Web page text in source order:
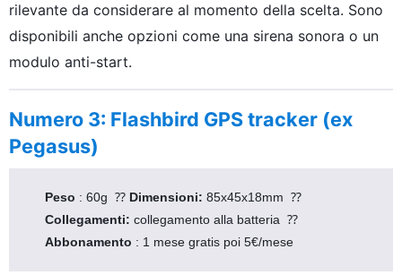
rilevante da considerare al momento della scelta. Sono
disponibili anche opzioni come una sirena sonora o un
modulo anti-start.
Numero 3: Flashbird GPS tracker (ex
Pegasus)
Peso : 60g  ⁇ Dimensioni:
Collegamenti:
Abbonamento : 1 mese gratis poi 5€/mese